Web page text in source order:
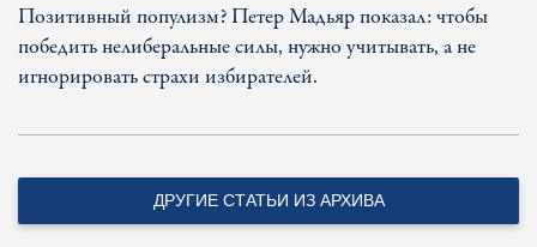
Позитивный популизм? Петер Мадьяр показал: чтобы
победить нелиберальные силы, нужно учитывать, а не
игнорировать страхи избирателей.
ДРУГИЕ СТАТЬИ ИЗ АРХИВА